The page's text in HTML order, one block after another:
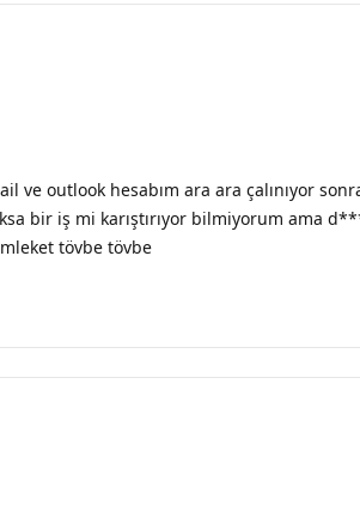
outlook hesabım ara ara çalınıyor
bir iş mi karıştırıyor bilmiyorum ama
tövbe tövbe